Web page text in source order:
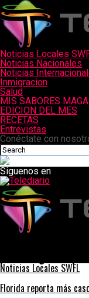
Noticias Locales
Noticias Nacionales
Noticias
Inmigracion
Salud
MIS SABORES
EDICION DEL MES
RECETAS
Entrevistas
Conéctate con
Siguenos en
Noticias Locales SWFL
Florida reporta más